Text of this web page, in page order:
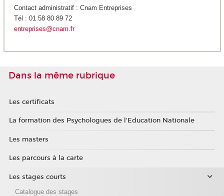
Contact administratif : Cnam Entreprises
Tél : 01 58 80 89 72
entreprises@cnam.fr
Dans la même rubrique
Les certificats
La formation des Psychologues de l'Education Nationale
Les masters
Les parcours à la carte
Les stages courts
Catalogue des stages